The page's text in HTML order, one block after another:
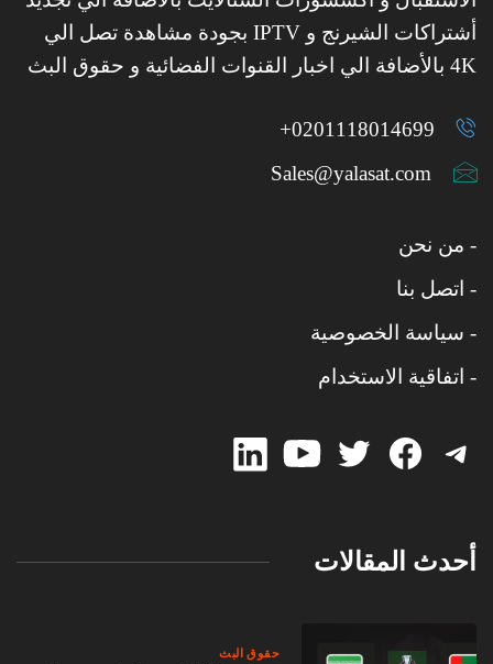
أشتراكات الشيرنج و IPTV بجودة مشاهدة تصل الي
4K بالأضافة الي اخبار القنوات الفضائية و حقوق البث
Sales@yalasat.com
- من نحن
- اتصل بنا
- سياسة الخصوصية
- اتفاقية الاستخدام
Telegram
Facebook
Twitter
Twitter
أحدث المقالات
حقوق البث